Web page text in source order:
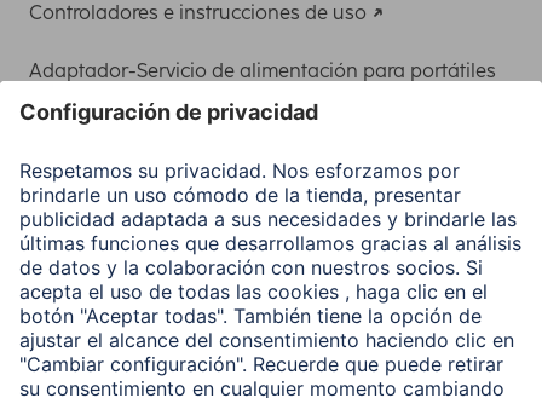
Controladores e instrucciones de uso
Adaptador-Servicio de alimentación para portátiles
Clientes online
Conviértete en distribuidor
Compañía
Historia de la empresa